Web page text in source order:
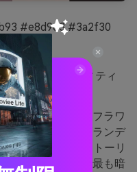
#e8d9d3 #3a2f30
ダン
ドのアイデンティティ
ヴの霞やドライフラワ
。ビューティーブランデ
いプロダクトストーリ
ース背景にし、最も暗